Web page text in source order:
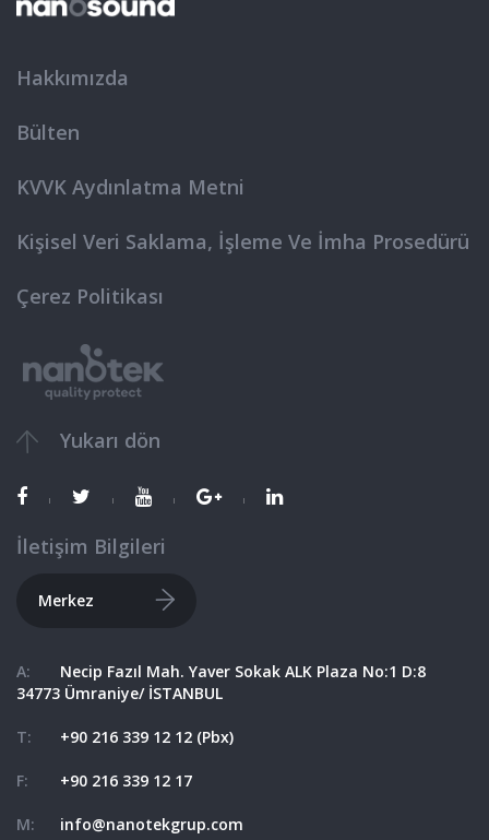
Hakkımızda
Bülten
KVVK Aydınlatma Metni
Kişisel Veri Saklama, İşleme Ve İmha Prosedürü
Çerez Politikası
Yukarı dön
İletişim Bilgileri
Merkez
A:
Necip Fazıl Mah. Yaver Sokak ALK Plaza No:1 D:8
34773 Ümraniye/ İSTANBUL
T: +90 216 339 12 12 (Pbx)
F: +90 216 339 12 17
M: info@nanotekgrup.com